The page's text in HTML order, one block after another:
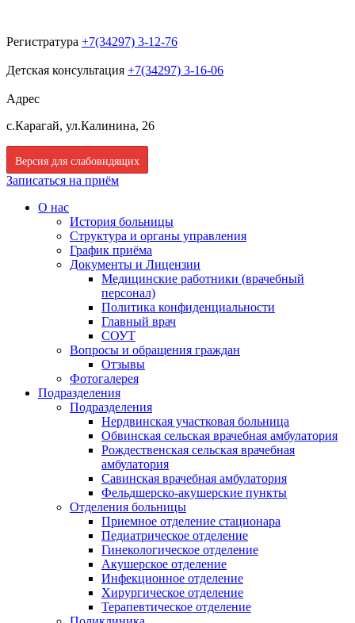
Регистратура +7(34297) 3-12-76
Детская консультация +7(34297) 3-16-06
Адрес
с.Карагай, ул.Калинина, 26
Версия для слабовидящих
Записаться на приём
О нас
История больницы
Структура и органы управления
График приёма
Документы и Лицензии
Медицинские работники (врачебный
персонал)
Политика конфиденциальности
Главный врач
СОУТ
Вопросы и обращения граждан
Отзывы
Фотогалерея
Подразделения
Подразделения
Нердвинская участковая больница
Обвинская сельская врачебная амбулатория
Рождественская сельская врачебная
амбулатория
Савинская врачебная амбулатория
Фельдшерско-акушерские пункты
Отделения больницы
Приемное отделение стационара
Педиатрическое отделение
Гинекологическое отделение
Акушерское отделение
Инфекционное отделение
Хирургическое отделение
Терапевтическое отделение